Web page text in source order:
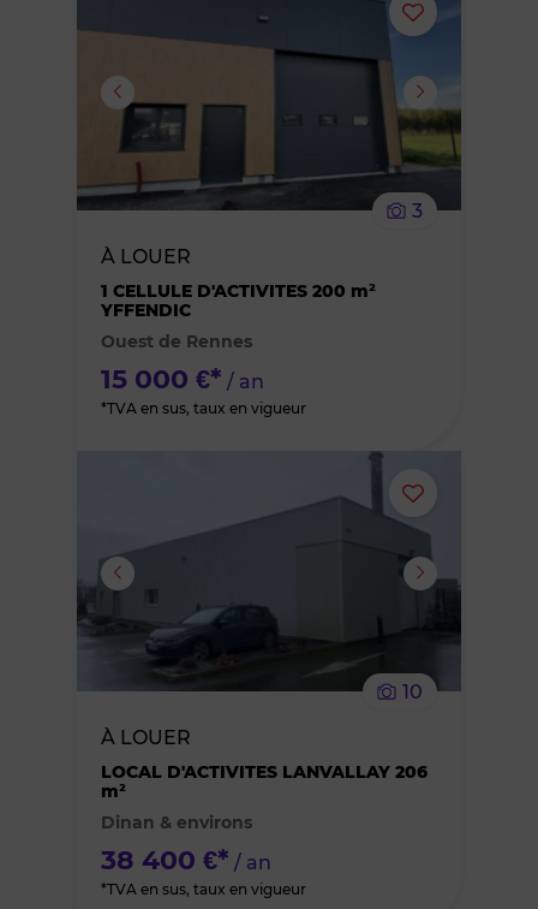
Ajouter
ou
supprimer
3
À LOUER
1 CELLULE D'ACTIVITES 200 m²
YFFENDIC
Ouest de Rennes
15 000 €* / an
*TVA en sus, taux en vigueur
Ajouter
ou
des
10
À LOUER
LOCAL D'ACTIVITES LANVALLAY 206
m²
Dinan & environs
38 400 €* / an
*TVA en sus, taux en vigueur